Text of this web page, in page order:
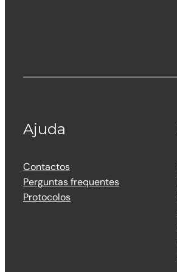
Ajuda
Contactos
Perguntas frequentes
Protocolos